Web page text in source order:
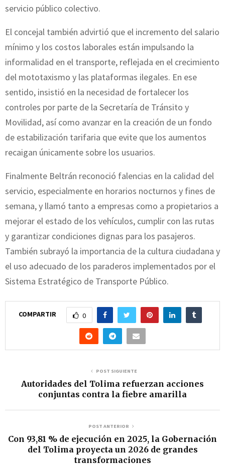
servicio público colectivo.
El concejal también advirtió que el incremento del salario
mínimo y los costos laborales están impulsando la
informalidad en el transporte, reflejada en el crecimiento
del mototaxismo y las plataformas ilegales. En ese
sentido, insistió en la necesidad de fortalecer los
controles por parte de la Secretaría de Tránsito y
Movilidad, así como avanzar en la creación de un fondo
de estabilización tarifaria que evite que los aumentos
recaigan únicamente sobre los usuarios.
Finalmente Beltrán reconoció falencias en la calidad del
servicio, especialmente en horarios nocturnos y fines de
semana, y llamó tanto a empresas como a propietarios a
mejorar el estado de los vehículos, cumplir con las rutas
y garantizar condiciones dignas para los pasajeros.
También subrayó la importancia de la cultura ciudadana y
el uso adecuado de los paraderos implementados por el
Sistema Estratégico de Transporte Público.
COMPARTIR 0
POST SIGUIENTE
Autoridades del Tolima refuerzan acciones
conjuntas contra la fiebre amarilla
POST ANTERIOR
Con 93,81 % de ejecución en 2025, la Gobernación
del Tolima proyecta un 2026 de grandes
transformaciones